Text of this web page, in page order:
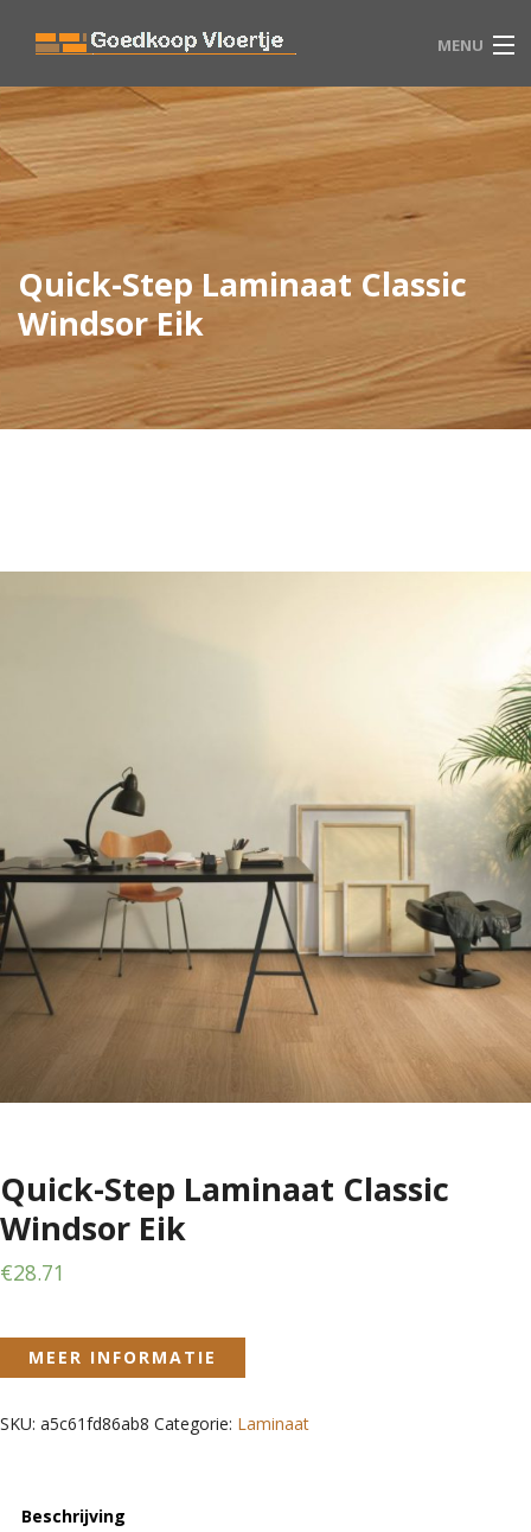
MENU
HOME
VLOEREN
WINKEL
BLOG
CONTACT
Quick-Step Laminaat Classic
Windsor Eik
Quick-Step Laminaat Classic
Windsor Eik
€28.71
MEER INFORMATIE
SKU: a5c61fd86ab8 Categorie: Laminaat
Beschrijving